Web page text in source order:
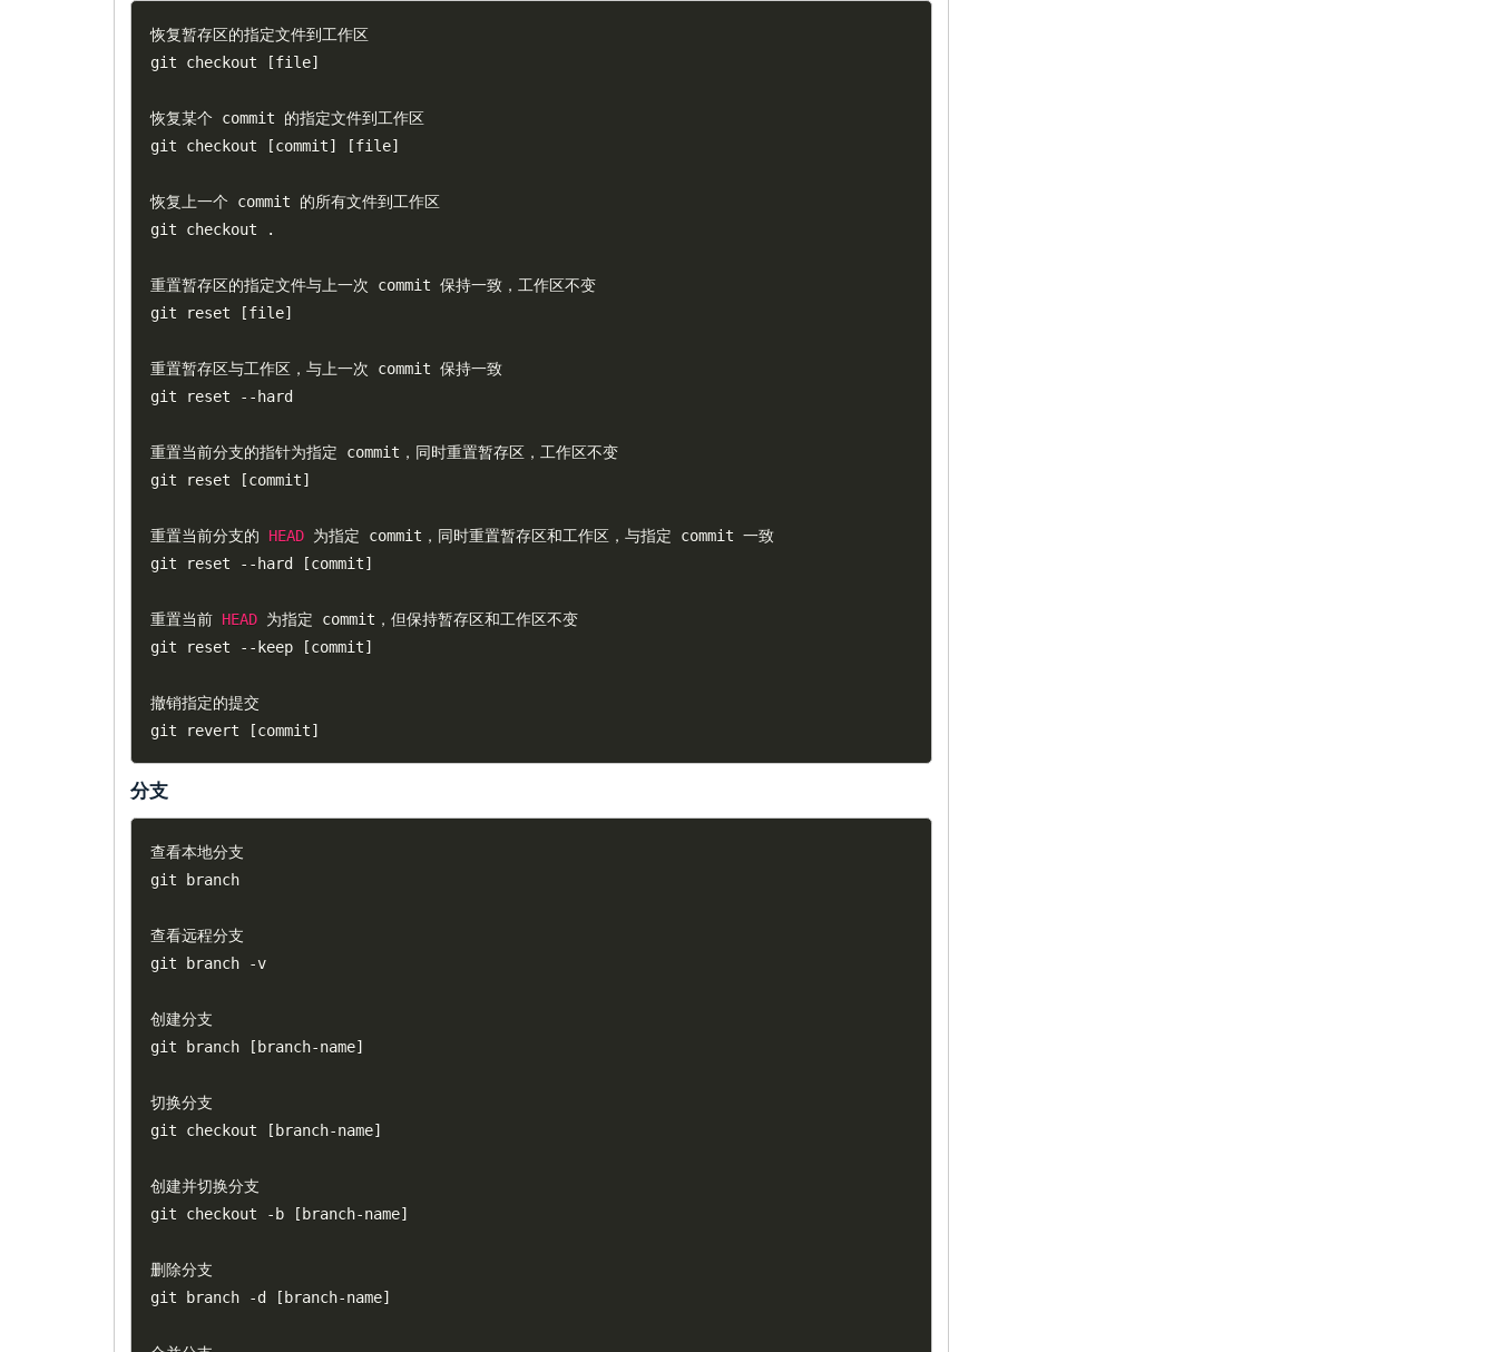
恢复暂存区的指定文件到工作区
git checkout
[file]
恢复某个 commit 的指定文件到工作区
git checkout
[commit] [file]
恢复上一个 commit 的所有文件到工作区
git checkout
.
重置暂存区的指定文件与上一次 commit 保持一致，工作区不变
git reset
[file]
重置暂存区与工作区，与上一次 commit 保持一致
git reset
--hard
重置当前分支的指针为指定 commit，同时重置暂存区，工作区不变
git reset
[commit]
重置当前分支的 HEAD 为指定 commit，同时重置暂存区和工作区，与指定 commit 一致
git reset
--hard [commit]
重置当前 HEAD 为指定 commit，但保持暂存区和工作区不变
git reset
--keep [commit]
撤销指定的提交
git revert
[commit]
分支
查看本地分支
git branch
查看远程分支
git branch
-v
创建分支
git branch
[ branch-name]
切换分支
git checkout
[ branch-name]
创建并切换分支
git checkout
- b [ branch-name]
删除分支
git branch
-d [ branch-name]